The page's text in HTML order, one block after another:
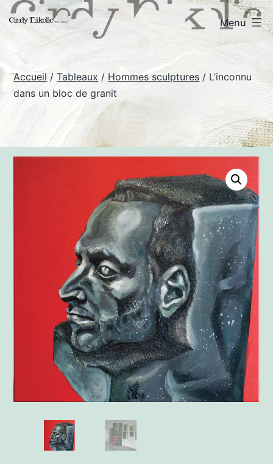
Aller
contenu
Cindy
Nikolic
Art
Menu
Accueil /Tableaux / Hommes sculptures / L’inconnu
dans un bloc de granit